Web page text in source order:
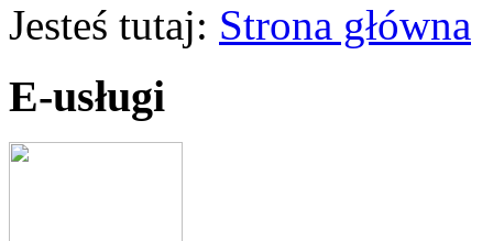
Jesteś tutaj: Strona główna
E-usługi